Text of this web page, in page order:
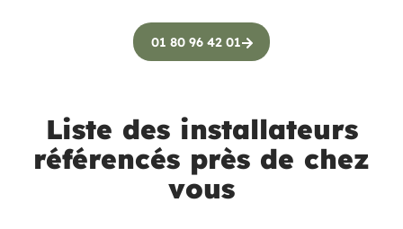
01 80 96 42 01
Liste des installateurs
référencés près de chez
vous